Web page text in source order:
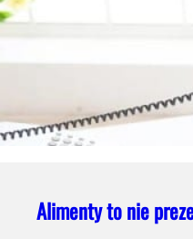
Alimenty to nie